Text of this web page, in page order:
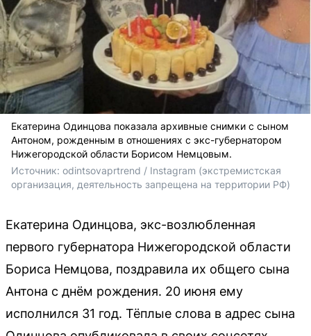
Екатерина Одинцова показала архивные снимки с сыном
Антоном, рожденным в отношениях с экс-губернатором
Нижегородской области Борисом Немцовым.
Источник: odintsovaprtrend / Instagram (экстремистская
организация, деятельность запрещена на территории РФ)
Екатерина Одинцова, экс-возлюбленная
первого губернатора Нижегородской области
Бориса Немцова, поздравила их общего сына
Антона с днём рождения. 20 июня ему
исполнился 31 год. Тёплые слова в адрес сына